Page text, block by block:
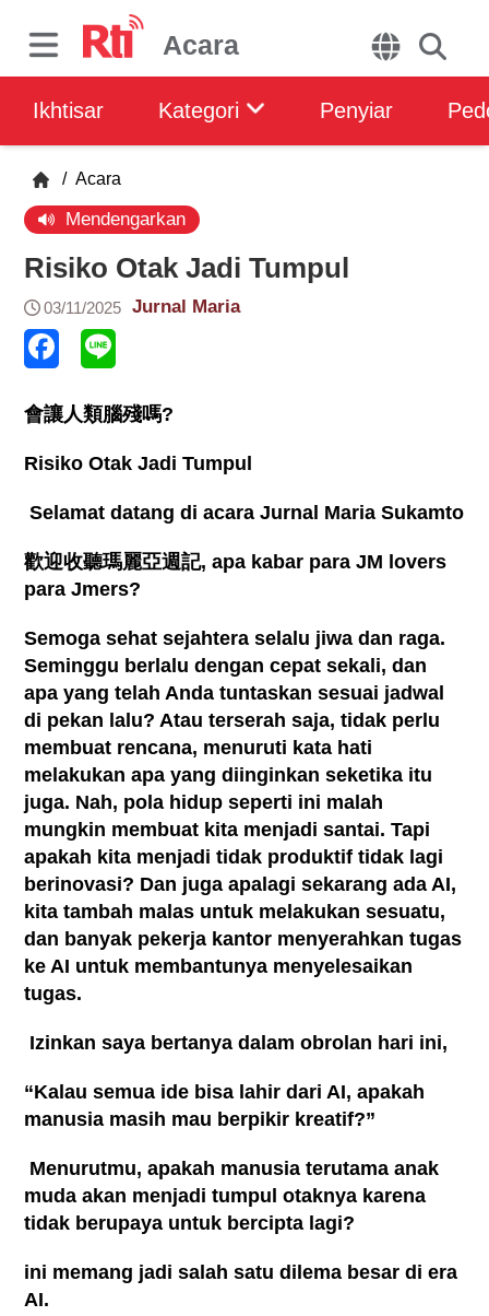
Acara
Ikhtisar Kategori Penyiar
/ Acara
Mendengarkan
Risiko Otak Jadi Tumpul
03/11/2025 Jurnal Maria
會讓人類腦殘嗎?
Risiko Otak Jadi Tumpul
Selamat datang di acara Jurnal Maria Sukamto
歡迎收聽瑪麗亞週記, apa kabar para JM lovers
para Jmers?
Semoga sehat sejahtera selalu jiwa dan raga.
Seminggu berlalu dengan cepat sekali, dan
apa yang telah Anda tuntaskan sesuai jadwal
di pekan lalu? Atau terserah saja, tidak perlu
membuat rencana, menuruti kata hati
melakukan apa yang diinginkan seketika itu
juga. Nah, pola hidup seperti ini malah
mungkin membuat kita menjadi santai. Tapi
apakah kita menjadi tidak produktif tidak lagi
berinovasi? Dan juga apalagi sekarang ada AI,
kita tambah malas untuk melakukan sesuatu,
dan banyak pekerja kantor menyerahkan tugas
ke AI untuk membantunya menyelesaikan
tugas.
Izinkan saya bertanya dalam obrolan hari ini,
“Kalau semua ide bisa lahir dari AI, apakah
manusia masih mau berpikir kreatif?”
Menurutmu, apakah manusia terutama anak
muda akan menjadi tumpul otaknya karena
tidak berupaya untuk bercipta lagi?
ini memang jadi salah satu dilema besar di era
AI.